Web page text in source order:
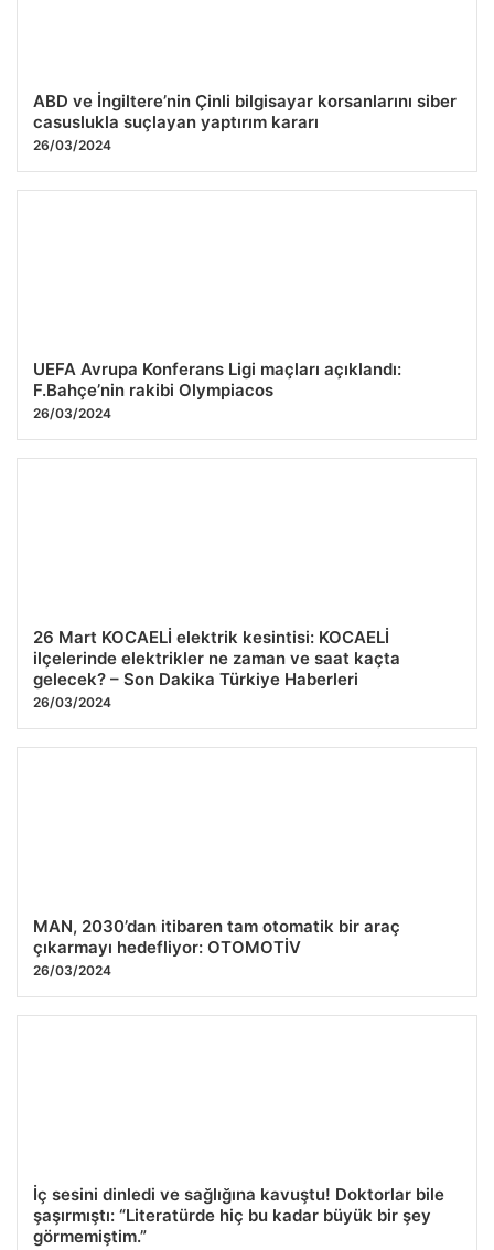
ABD ve İngiltere’nin Çinli bilgisayar korsanlarını siber
casuslukla suçlayan yaptırım kararı
26/03/2024
UEFA Avrupa Konferans Ligi maçları açıklandı:
F.Bahçe’nin rakibi Olympiacos
26/03/2024
26 Mart KOCAELİ elektrik kesintisi: KOCAELİ
ilçelerinde elektrikler ne zaman ve saat kaçta
gelecek? – Son Dakika Türkiye Haberleri
26/03/2024
MAN, 2030’dan itibaren tam otomatik bir araç
çıkarmayı hedefliyor: OTOMOTİV
26/03/2024
İç sesini dinledi ve sağlığına kavuştu! Doktorlar bile
şaşırmıştı: “Literatürde hiç bu kadar büyük bir şey
görmemiştim.”